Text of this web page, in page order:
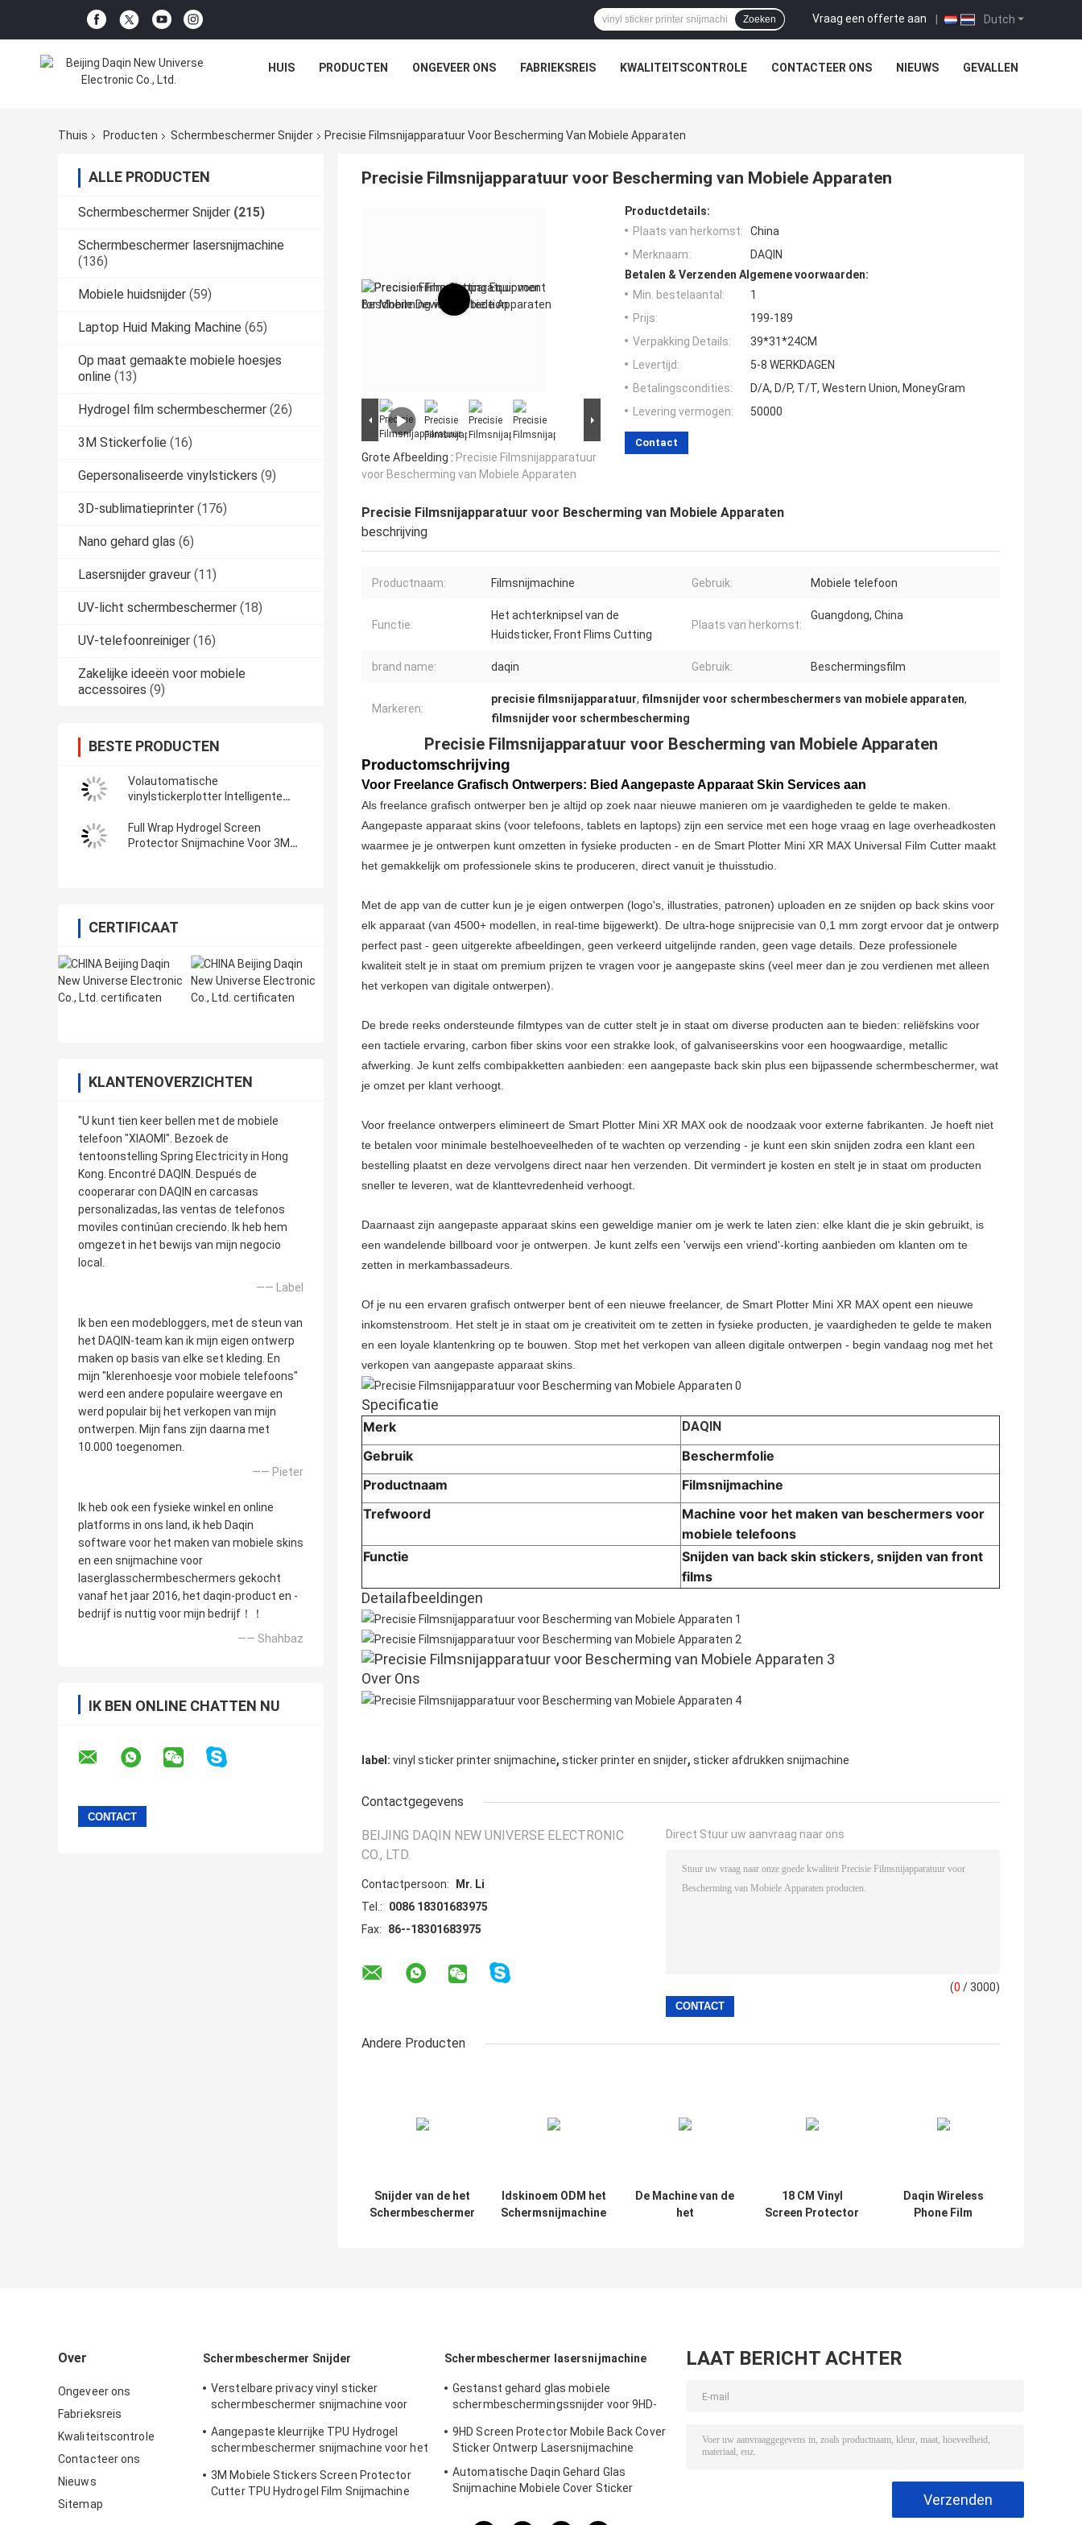
Dutch
Vraag een offerte aan |
Zoeken
HUIS PRODUCTEN ONGEVEER ONS FABRIEKSREIS KWALITEITSCONTROLE CONTACTEER ONS NIEUWS GEVALLEN
Thuis Producten Schermbeschermer Snijder Precisie Filmsnijapparatuur Voor Bescherming Van Mobiele Apparaten
ALLE PRODUCTEN
Schermbeschermer Snijder (215)
Schermbeschermer lasersnijmachine
(136)
Mobiele huidsnijder (59)
Laptop Huid Making Machine (65)
Op maat gemaakte mobiele hoesjes
online (13)
Hydrogel film schermbeschermer (26)
3M Stickerfolie (16)
Gepersonaliseerde vinylstickers (9)
3D-sublimatieprinter (176)
Nano gehard glas (6)
Lasersnijder graveur (11)
UV-licht schermbeschermer (18)
UV-telefoonreiniger (16)
Zakelijke ideeën voor mobiele
accessoires (9)
BESTE PRODUCTEN
Volautomatische
vinylstickerplotter Intelligente
Full Wrap Hydrogel Screen
Protector Snijmachine Voor 3M
CERTIFICAAT
KLANTENOVERZICHTEN
"U kunt tien keer bellen met de mobiele
telefoon "XIAOMI". Bezoek de
tentoonstelling Spring Electricity in Hong
Kong. Encontré DAQIN. Después de
cooperarar con DAQIN en carcasas
personalizadas, las ventas de telefonos
moviles continúan creciendo. Ik heb hem
omgezet in het bewijs van mijn negocio
local.
—— Label
Ik ben een modebloggers, met de steun van
het DAQIN-team kan ik mijn eigen ontwerp
maken op basis van elke set kleding. En
mijn "klerenhoesje voor mobiele telefoons"
werd een andere populaire weergave en
werd populair bij het verkopen van mijn
ontwerpen. Mijn fans zijn daarna met
10.000 toegenomen.
—— Pieter
Ik heb ook een fysieke winkel en online
platforms in ons land, ik heb Daqin
software voor het maken van mobiele skins
en een snijmachine voor
laserglasschermbeschermers gekocht
vanaf het jaar 2016, het daqin-product en -
bedrijf is nuttig voor mijn bedrijf！！
—— Shahbaz
IK BEN ONLINE CHATTEN NU
Precisie Filmsnijapparatuur voor Bescherming van Mobiele Apparaten
Grote Afbeelding : Precisie Filmsnijapparatuur
voor Bescherming van Mobiele Apparaten
Productdetails:
Plaats van herkomst:
China
Merknaam:
DAQIN
Betalen & Verzenden Algemene voorwaarden:
Min. bestelaantal:
1
Prijs:
199-189
Verpakking Details:
39*31*24CM
Levertijd:
5-8 WERKDAGEN
Betalingscondities:
D/A, D/P, T/T, Western Union, MoneyGram
Levering vermogen:
50000
Contact
Precisie Filmsnijapparatuur voor Bescherming van Mobiele Apparaten
beschrijving
Productnaam: Filmsnijmachine Gebruik: Mobiele telefoon
Functie:
Het achterknipsel van de
Huidsticker, Front Flims Cutting
Plaats van herkomst:
Guangdong, China
brand name: daqin Gebruik: Beschermingsfilm
Markeren:
precisie filmsnijapparatuur, filmsnijder voor schermbeschermers van mobiele apparaten,
filmsnijder voor schermbescherming
Precisie Filmsnijapparatuur voor Bescherming van Mobiele Apparaten
Productomschrijving
Voor Freelance Grafisch Ontwerpers: Bied Aangepaste Apparaat Skin Services aan
Als freelance grafisch ontwerper ben je altijd op zoek naar nieuwe manieren om je vaardigheden te gelde te maken.
Aangepaste apparaat skins (voor telefoons, tablets en laptops) zijn een service met een hoge vraag en lage overheadkosten
waarmee je je ontwerpen kunt omzetten in fysieke producten - en de Smart Plotter Mini XR MAX Universal Film Cutter maakt
het gemakkelijk om professionele skins te produceren, direct vanuit je thuisstudio.
Met de app van de cutter kun je je eigen ontwerpen (logo's, illustraties, patronen) uploaden en ze snijden op back skins voor
elk apparaat (van 4500+ modellen, in real-time bijgewerkt). De ultra-hoge snijprecisie van 0,1 mm zorgt ervoor dat je ontwerp
perfect past - geen uitgerekte afbeeldingen, geen verkeerd uitgelijnde randen, geen vage details. Deze professionele
kwaliteit stelt je in staat om premium prijzen te vragen voor je aangepaste skins (veel meer dan je zou verdienen met alleen
het verkopen van digitale ontwerpen).
De brede reeks ondersteunde filmtypes van de cutter stelt je in staat om diverse producten aan te bieden: reliëfskins voor
een tactiele ervaring, carbon fiber skins voor een strakke look, of galvaniseerskins voor een hoogwaardige, metallic
afwerking. Je kunt zelfs combipakketten aanbieden: een aangepaste back skin plus een bijpassende schermbeschermer, wat
je omzet per klant verhoogt.
Voor freelance ontwerpers elimineert de Smart Plotter Mini XR MAX ook de noodzaak voor externe fabrikanten. Je hoeft niet
te betalen voor minimale bestelhoeveelheden of te wachten op verzending - je kunt een skin snijden zodra een klant een
bestelling plaatst en deze vervolgens direct naar hen verzenden. Dit vermindert je kosten en stelt je in staat om producten
sneller te leveren, wat de klanttevredenheid verhoogt.
Daarnaast zijn aangepaste apparaat skins een geweldige manier om je werk te laten zien: elke klant die je skin gebruikt, is
een wandelende billboard voor je ontwerpen. Je kunt zelfs een 'verwijs een vriend'-korting aanbieden om klanten om te
zetten in merkambassadeurs.
Of je nu een ervaren grafisch ontwerper bent of een nieuwe freelancer, de Smart Plotter Mini XR MAX opent een nieuwe
inkomstenstroom. Het stelt je in staat om je creativiteit om te zetten in fysieke producten, je vaardigheden te gelde te maken
en een loyale klantenkring op te bouwen. Stop met het verkopen van alleen digitale ontwerpen - begin vandaag nog met het
verkopen van aangepaste apparaat skins.
Specificatie
Merk DAQIN
Gebruik
Beschermfolie
Productnaam
Filmsnijmachine
Trefwoord
Machine voor het maken van beschermers voor
mobiele telefoons
Functie
Snijden van back skin stickers, snijden van front
films
Detailafbeeldingen
Over Ons
label: vinyl sticker printer snijmachine, sticker printer en snijder, sticker afdrukken snijmachine
Contactgegevens
BEIJING DAQIN NEW UNIVERSE ELECTRONIC
CO., LTD.
Contactpersoon:
Mr. Li
Tel.:
0086 18301683975
Fax:
86--18301683975
Direct Stuur uw aanvraag naar ons
(0 / 3000)
Andere Producten
Snijder van de het
Schermbeschermer
Idskinoem ODM het
Schermsnijmachine
De Machine van de
het
18 CM Vinyl
Screen Protector
Daqin Wireless
Phone Film
Over
Ongeveer ons
Fabrieksreis
Kwaliteitscontrole
Contacteer ons
Nieuws
Sitemap
Schermbeschermer Snijder
Verstelbare privacy vinyl sticker
schermbeschermer snijmachine voor
Aangepaste kleurrijke TPU Hydrogel
schermbeschermer snijmachine voor het
3M Mobiele Stickers Screen Protector
Cutter TPU Hydrogel Film Snijmachine
Schermbeschermer lasersnijmachine
Gestanst gehard glas mobiele
schermbeschermingssnijder voor 9HD-
9HD Screen Protector Mobile Back Cover
Sticker Ontwerp Lasersnijmachine
Automatische Daqin Gehard Glas
Snijmachine Mobiele Cover Sticker
LAAT BERICHT ACHTER